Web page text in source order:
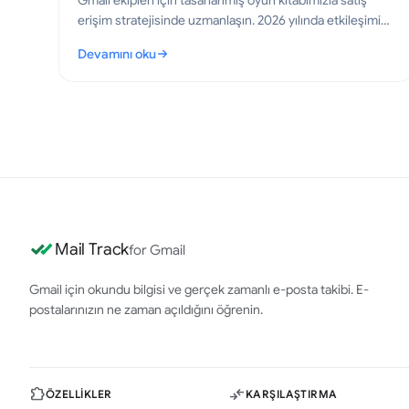
erişim stratejisinde uzmanlaşın. 2026 yılında etkileşimi
öğrenin.
Devamını oku
: Satış Erişim Stratejisi: Gmail İçin Pratik Bir Oyun Kitabı
Mail Trackfor Gmail
Gmail için okundu bilgisi ve gerçek zamanlı e-posta takibi. E-
postalarınızın ne zaman açıldığını öğrenin.
ÖZELLIKLER KARŞILAŞTIRMA